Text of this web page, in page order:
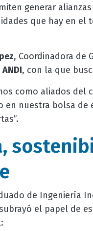
generar
que hay en el
, Coordinadora de
, con la que
como aliados del
en nuestra bolsa
de Ingeniería
el papel de